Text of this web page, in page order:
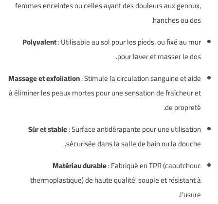
femmes enceintes ou celles ayant des douleurs aux genoux,
hanches ou dos.
Polyvalent: Utilisable au sol pour les pieds, ou fixé au mur
pour laver et masser le dos.
Massage et exfoliation: Stimule la circulation sanguine et aide
à éliminer les peaux mortes pour une sensation de fraîcheur et
de propreté.
Sûr et stable: Surface antidérapante pour une utilisation
sécurisée dans la salle de bain ou la douche.
Matériau durable: Fabriqué en TPR (caoutchouc
thermoplastique) de haute qualité, souple et résistant à
l’usure.